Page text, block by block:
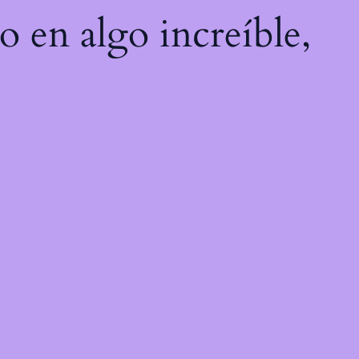
en algo increíble,